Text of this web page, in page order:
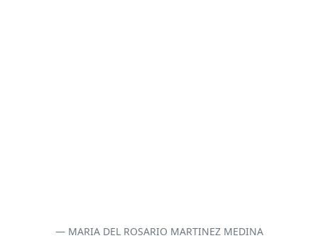
MARIA DEL ROSARIO MARTINEZ MEDINA